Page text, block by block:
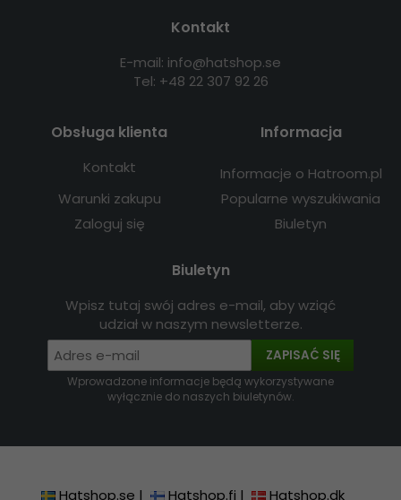
Kontakt
E-mail: info@hatshop.se
Tel: +48 22 307 92 26
Obsługa klienta
Kontakt
Warunki zakupu
Zaloguj się
Informacja
Informacje o Hatroom.pl
Popularne wyszukiwania
Biuletyn
Biuletyn
Wpisz tutaj swój adres e-mail, aby wziąć
udział w naszym newsletterze.
ZAPISAĆ SIĘ
Wprowadzone informacje będą wykorzystywane
wyłącznie do naszych biuletynów.
Hatshop.se | Hatshop.fi | Hatshop.dk